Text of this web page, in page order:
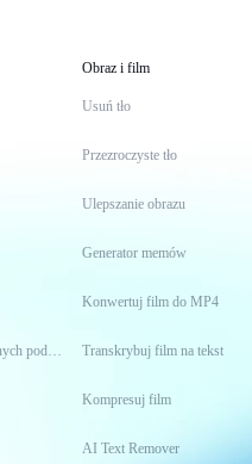
Generator automatycznych podpisów
Obraz i film
Usuń tło
Przezroczyste tło
Ulepszanie obrazu
Generator memów
Konwertuj film do MP4
Transkrybuj film na tekst
Kompresuj film
AI Text Remover